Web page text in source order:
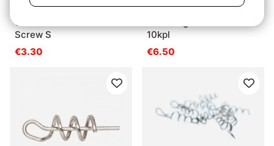
Westin Add-It Shallow
Screw S
€3.30
10kpl
€6.50